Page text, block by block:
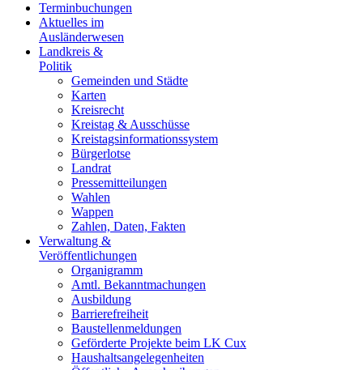
Terminbuchungen
Aktuelles im
Ausländerwesen
Landkreis &
Politik
Gemeinden und Städte
Karten
Kreisrecht
Kreistag & Ausschüsse
Kreistagsinformationssystem
Bürgerlotse
Landrat
Pressemitteilungen
Wahlen
Wappen
Zahlen, Daten, Fakten
Verwaltung &
Veröffentlichungen
Organigramm
Amtl. Bekanntmachungen
Ausbildung
Barrierefreiheit
Baustellenmeldungen
Geförderte Projekte beim LK Cux
Haushaltsangelegenheiten